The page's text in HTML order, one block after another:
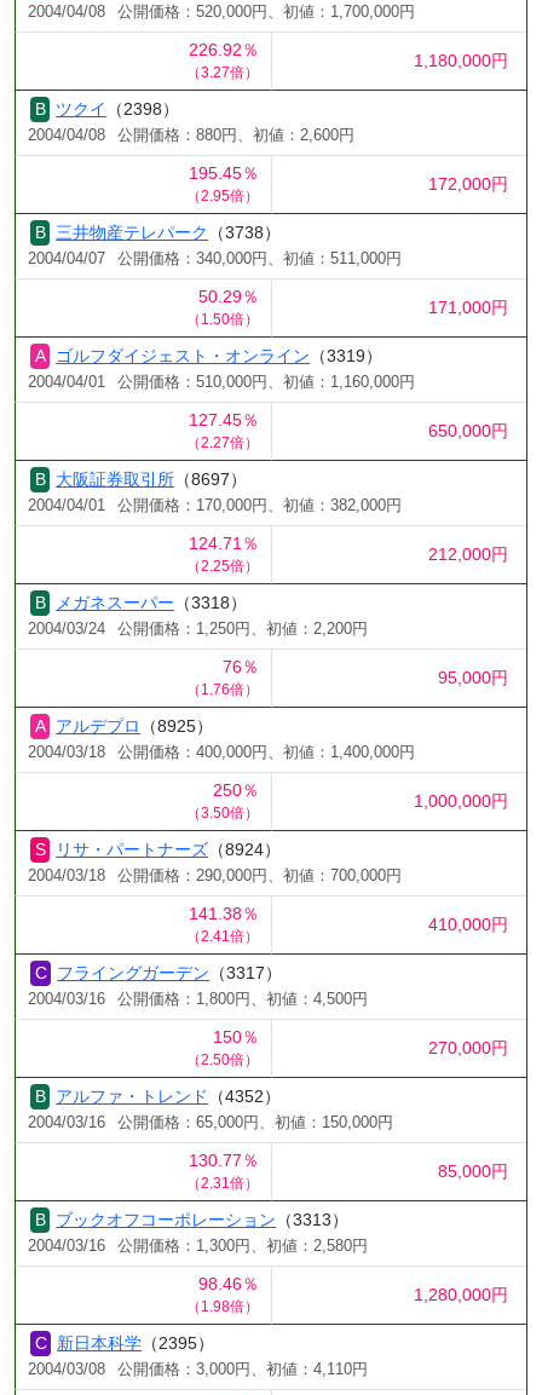
2004/04/08 公開価格：520,000円、初値：1,700,000円
226.92％
（3.27倍）
1,180,000円
ツクイ （2398）
2004/04/08 公開価格：880円、初値：2,600円
195.45％
（2.95倍）
172,000円
三井物産テレパーク （3738）
2004/04/07 公開価格：340,000円、初値：511,000円
50.29％
（1.50倍）
171,000円
ゴルフダイジェスト・オンライン （3319）
2004/04/01 公開価格：510,000円、初値：1,160,000円
127.45％
（2.27倍）
650,000円
大阪証券取引所 （8697）
2004/04/01 公開価格：170,000円、初値：382,000円
124.71％
（2.25倍）
212,000円
メガネスーパー （3318）
2004/03/24 公開価格：1,250円、初値：2,200円
76％
（1.76倍）
95,000円
アルデプロ （8925）
2004/03/18 公開価格：400,000円、初値：1,400,000円
250％
（3.50倍）
1,000,000円
リサ・パートナーズ （8924）
2004/03/18 公開価格：290,000円、初値：700,000円
141.38％
（2.41倍）
410,000円
フライングガーデン （3317）
2004/03/16 公開価格：1,800円、初値：4,500円
150％
（2.50倍）
270,000円
アルファ・トレンド （4352）
2004/03/16 公開価格：65,000円、初値：150,000円
130.77％
（2.31倍）
85,000円
ブックオフコーポレーション （3313）
2004/03/16 公開価格：1,300円、初値：2,580円
98.46％
（1.98倍）
1,280,000円
新日本科学 （2395）
2004/03/08 公開価格：3,000円、初値：4,110円